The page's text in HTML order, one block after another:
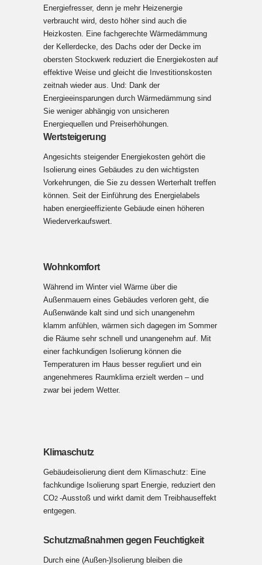
Energiefresser, denn je mehr Heizenergie
verbraucht wird, desto höher sind auch die
Heizkosten. Eine fachgerechte Wärmedämmung
der Kellerdecke, des Dachs oder der Decke im
obersten Stockwerk reduziert die Energiekosten auf
effektive Weise und gleicht die Investitionskosten
zeitnah wieder aus. Und: Dank der
Energieeinsparungen durch Wärmedämmung sind
Sie weniger abhängig von unsicheren
Energiequellen und Preiserhöhungen.
Wertsteigerung
Angesichts steigender Energiekosten gehört die
Isolierung eines Gebäudes zu den wichtigsten
Vorkehrungen, die Sie zu dessen Werterhalt treffen
können. Seit der Einführung des Energielabels
haben energieeffiziente Gebäude einen höheren
Wiederverkaufswert.
Wohnkomfort
Während im Winter viel Wärme über die
Außenmauern eines Gebäudes verloren geht, die
Außenwände kalt sind und sich unangenehm
klamm anfühlen, wärmen sich dagegen im Sommer
die Räume sehr schnell und unangenehm auf. Mit
einer fachkundigen Isolierung können die
Temperaturen im Haus besser reguliert und ein
angenehmeres Raumklima erzielt werden – und
zwar bei jedem Wetter.
Klimaschutz
Gebäudeisolierung dient dem Klimaschutz: Eine
fachkundige Isolierung spart Energie, reduziert den
CO2 -Ausstoß und wirkt damit dem Treibhauseffekt
entgegen.
Schutzmaßnahmen gegen Feuchtigkeit
Durch eine (Außen-)Isolierung bleiben die